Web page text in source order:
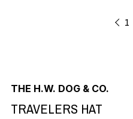
1
THE H.W. DOG & CO.
TRAVELERS HAT